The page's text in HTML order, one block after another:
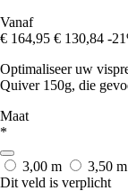
Vanaf
€ 164,95 € 130,84 -
Optimaliseer uw
Quiver 150g, die
Maat
*
3,00 m
3,50 m
Dit veld is verplicht